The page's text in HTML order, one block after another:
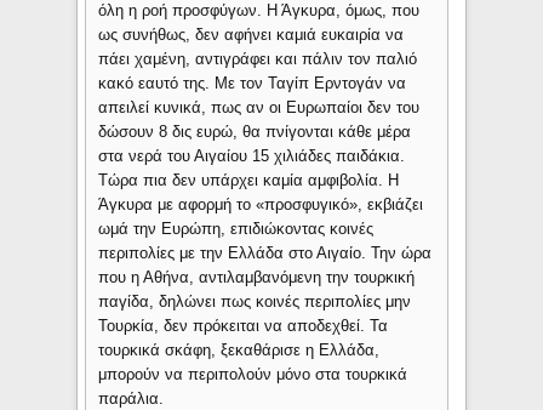
όλη η ροή προσφύγων. Η Άγκυρα, όμως, που
ως συνήθως, δεν αφήνει καμιά ευκαιρία να
πάει χαμένη, αντιγράφει και πάλιν τον παλιό
κακό εαυτό της. Με τον Ταγίπ Ερντογάν να
απειλεί κυνικά, πως αν οι Ευρωπαίοι δεν του
δώσουν 8 δις ευρώ, θα πνίγονται κάθε μέρα
στα νερά του Αιγαίου 15 χιλιάδες παιδάκια.
Τώρα πια δεν υπάρχει καμία αμφιβολία. Η
Άγκυρα με αφορμή το «προσφυγικό», εκβιάζει
ωμά την Ευρώπη, επιδιώκοντας κοινές
περιπολίες με την Ελλάδα στο Αιγαίο. Την ώρα
που η Αθήνα, αντιλαμβανόμενη την τουρκική
παγίδα, δηλώνει πως κοινές περιπολίες μην
Τουρκία, δεν πρόκειται να αποδεχθεί. Τα
τουρκικά σκάφη, ξεκαθάρισε η Ελλάδα,
μπορούν να περιπολούν μόνο στα τουρκικά
παράλια.